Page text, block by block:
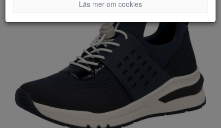
Läs mer om cookies